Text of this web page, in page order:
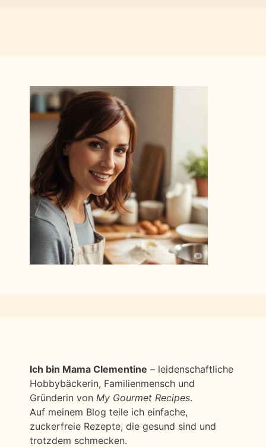
Ich bin Mama Clementine – leidenschaftliche
Hobbybäckerin, Familienmensch und
Gründerin von My Gourmet Recipes.
Auf meinem Blog teile ich einfache,
zuckerfreie Rezepte, die gesund sind und
trotzdem schmecken.